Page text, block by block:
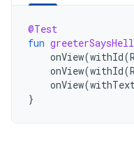
@Test
fun
onView(withId(R
onView(withId(R
onView(
}